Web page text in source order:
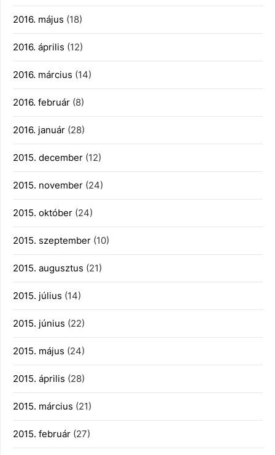
2016. május (18)
2016. április (12)
2016. március (14)
2016. február (8)
2016. január (28)
2015. december (12)
2015. november (24)
2015. október (24)
2015. szeptember (10)
2015. augusztus (21)
2015. július (14)
2015. június (22)
2015. május (24)
2015. április (28)
2015. március (21)
2015. február (27)